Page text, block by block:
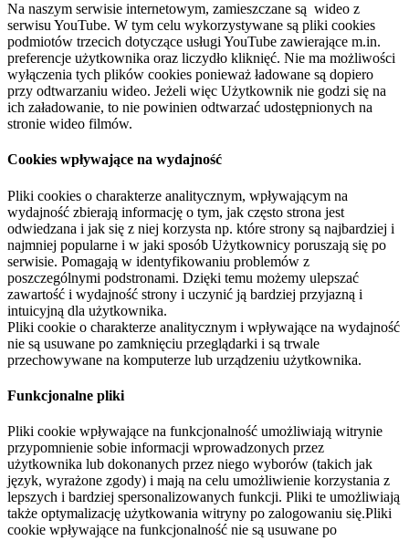
Na naszym serwisie internetowym, zamieszczane są wideo z
serwisu YouTube. W tym celu wykorzystywane są pliki cookies
podmiotów trzecich dotyczące usługi YouTube zawierające m.in.
preferencje użytkownika oraz liczydło kliknięć. Nie ma możliwości
wyłączenia tych plików cookies ponieważ ładowane są dopiero
przy odtwarzaniu wideo. Jeżeli więc Użytkownik nie godzi się na
ich załadowanie, to nie powinien odtwarzać udostępnionych na
stronie wideo filmów.
Cookies wpływające na wydajność
Pliki cookies o charakterze analitycznym, wpływającym na
wydajność zbierają informację o tym, jak często strona jest
odwiedzana i jak się z niej korzysta np. które strony są najbardziej i
najmniej popularne i w jaki sposób Użytkownicy poruszają się po
serwisie. Pomagają w identyfikowaniu problemów z
poszczególnymi podstronami. Dzięki temu możemy ulepszać
zawartość i wydajność strony i uczynić ją bardziej przyjazną i
intuicyjną dla użytkownika.
Pliki cookie o charakterze analitycznym i wpływające na wydajność
nie są usuwane po zamknięciu przeglądarki i są trwale
przechowywane na komputerze lub urządzeniu użytkownika.
Funkcjonalne pliki
Pliki cookie wpływające na funkcjonalność umożliwiają witrynie
przypomnienie sobie informacji wprowadzonych przez
użytkownika lub dokonanych przez niego wyborów (takich jak
język, wyrażone zgody) i mają na celu umożliwienie korzystania z
lepszych i bardziej spersonalizowanych funkcji. Pliki te umożliwiają
także optymalizację użytkowania witryny po zalogowaniu się.Pliki
cookie wpływające na funkcjonalność nie są usuwane po